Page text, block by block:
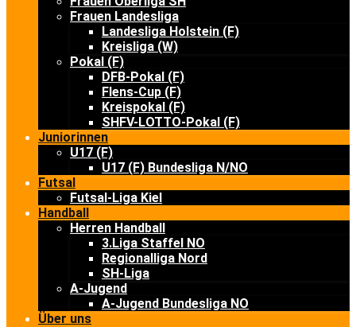
Frauen Landesliga
Landesliga Holstein (F)
Kreisliga (W)
Pokal (F)
DFB-Pokal (F)
Flens-Cup (F)
Kreispokal (F)
SHFV-LOTTO-Pokal (F)
Juniorinnen
U17 (F)
U17 (F) Bundesliga N/NO
Futsal
Futsal-Liga Kiel
Handball
Herren Handball
3.Liga Staffel NO
Regionalliga Nord
SH-Liga
A-Jugend
A-Jugend Bundesliga NO
Über uns